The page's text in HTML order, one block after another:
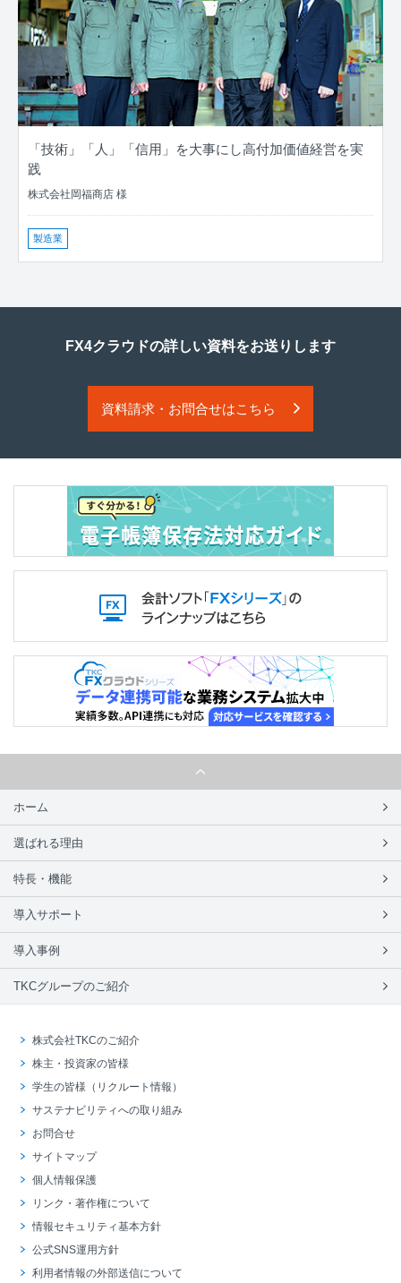
「技術」「人」「信用」を大事にし高付加価値経営を実
践
株式会社岡福商店 様
製造業
FX4クラウドの詳しい資料をお送りします
資料請求・お問合せはこちら
ホーム
選ばれる理由
特長・機能
導入サポート
導入事例
TKCグループのご紹介
株式会社TKCのご紹介
株主・投資家の皆様
学生の皆様（リクルート情報）
サステナビリティへの取り組み
お問合せ
サイトマップ
個人情報保護
リンク・著作権について
情報セキュリティ基本方針
公式SNS運用方針
利用者情報の外部送信について